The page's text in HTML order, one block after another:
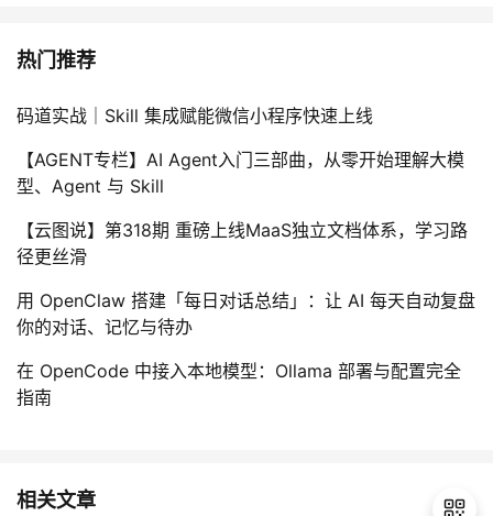
热门推荐
码道实战｜Skill 集成赋能微信小程序快速上线
【AGENT专栏】AI Agent入门三部曲，从零开始理解大模
型、Agent 与 Skill
【云图说】第318期 重磅上线MaaS独立文档体系，学习路
径更丝滑
用 OpenClaw 搭建「每日对话总结」：让 AI 每天自动复盘
你的对话、记忆与待办
在 OpenCode 中接入本地模型：Ollama 部署与配置完全
指南
相关文章